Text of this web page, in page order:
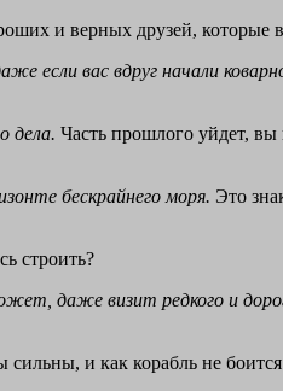
и верных друзей, которые
если вас вдруг начали
дела. Часть прошлого уйдет, вы
бескрайнего моря. Это
строить?
даже визит редкого и
сильны, и как корабль не